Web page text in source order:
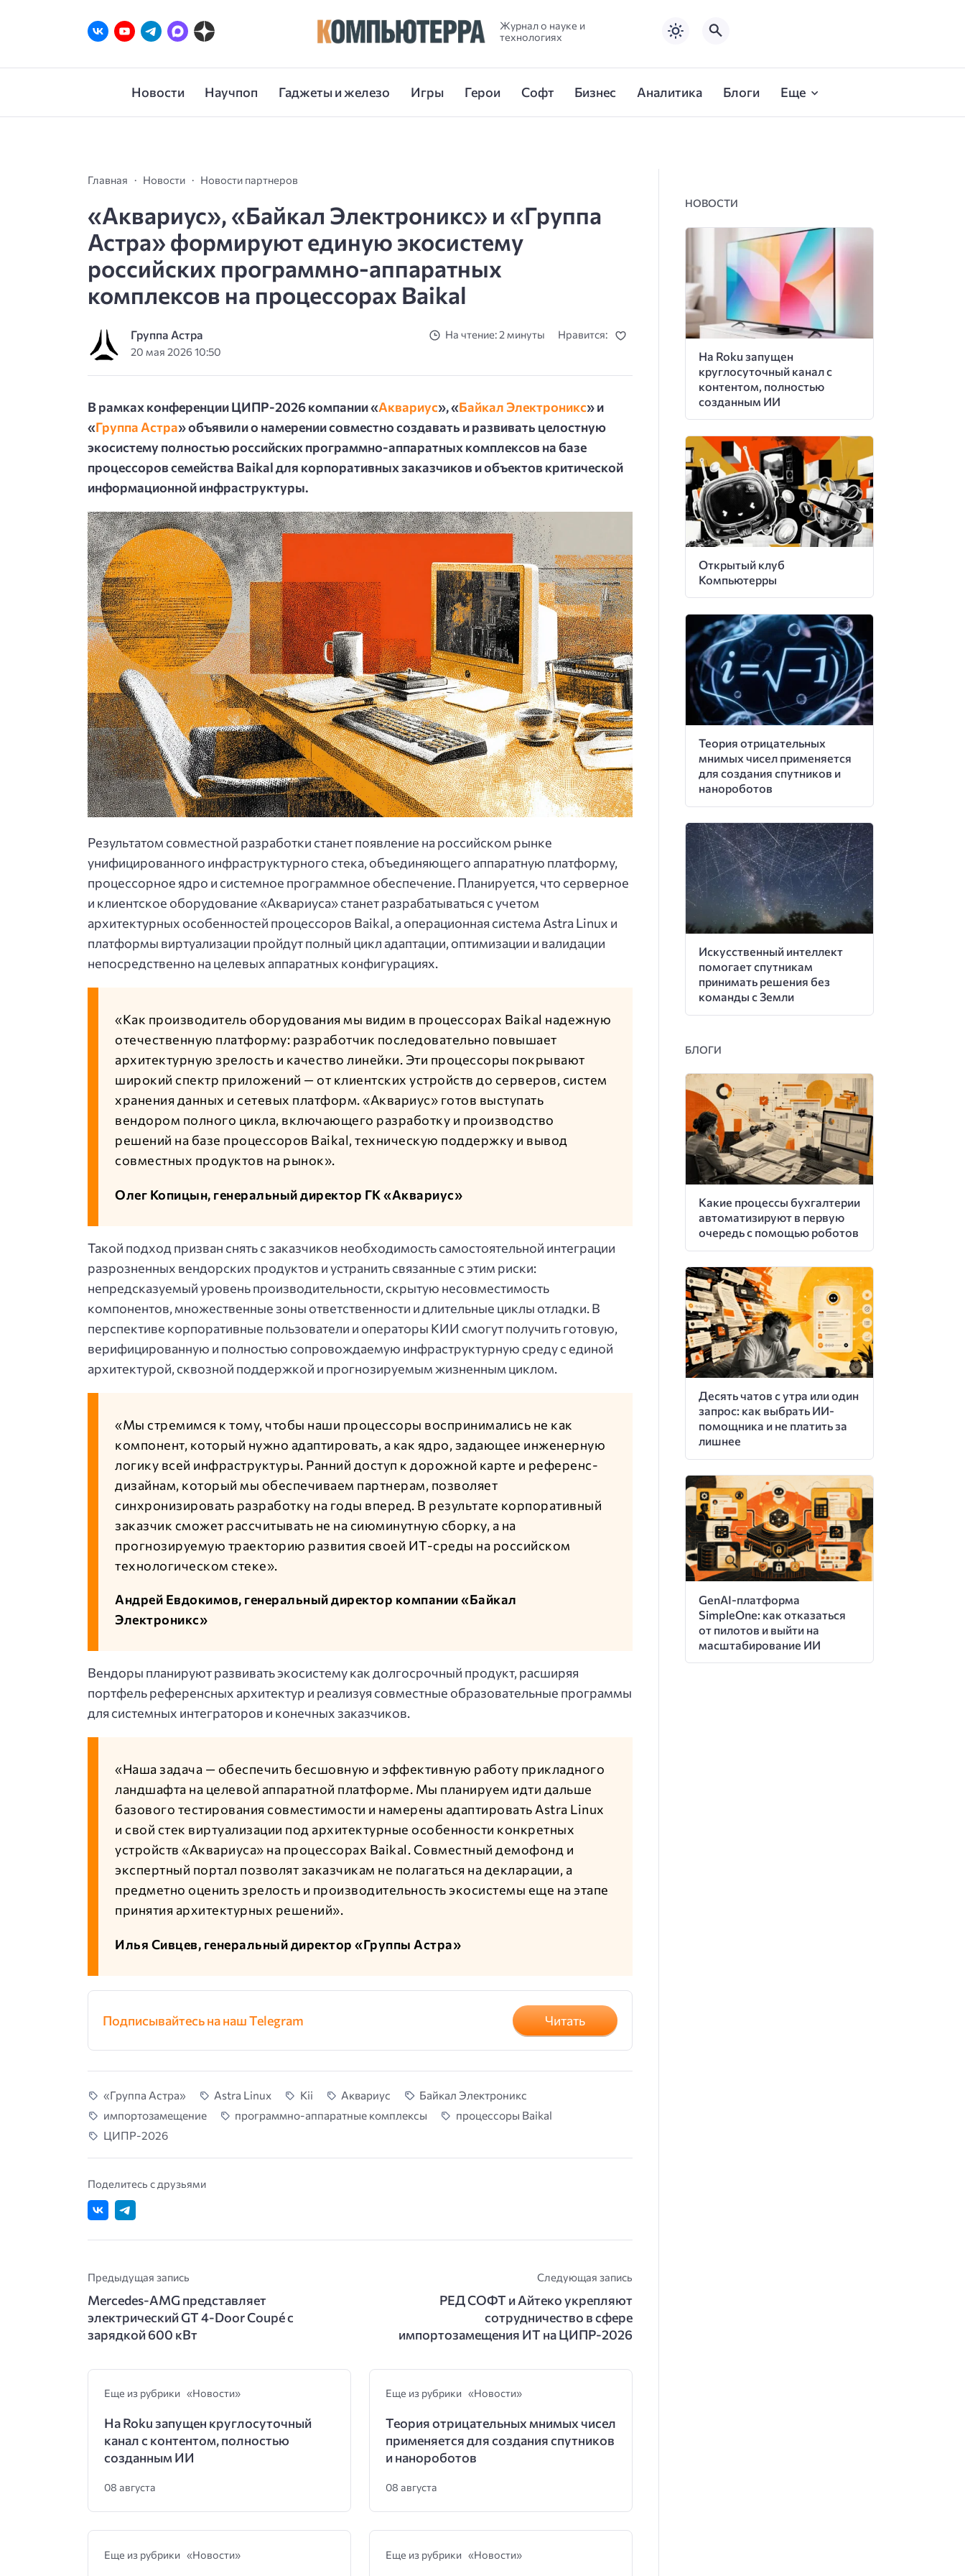
Журнал о науке и
технологиях
Новости Научпоп Гаджеты и железо Игры Герои Софт Бизнес Аналитика Блоги Еще
Главная Новости Новости партнеров
«Аквариус», «Байкал Электроникс» и «Группа
Астра» формируют единую экосистему
российских программно-аппаратных
комплексов на процессорах Baikal
Группа Астра
20 мая 2026 10:50
На чтение: 2 минуты Нравится:
В рамках конференции ЦИПР-2026 компании «Аквариус», «Байкал Электроникс» и
«Группа Астра» объявили о намерении совместно создавать и развивать целостную
экосистему полностью российских программно-аппаратных комплексов на базе
процессоров семейства Baikal для корпоративных заказчиков и объектов критической
информационной инфраструктуры.
Результатом совместной разработки станет появление на российском рынке
унифицированного инфраструктурного стека, объединяющего аппаратную платформу,
процессорное ядро и системное программное обеспечение. Планируется, что серверное
и клиентское оборудование «Аквариуса» станет разрабатываться с учетом
архитектурных особенностей процессоров Baikal, а операционная система Astra Linux и
платформы виртуализации пройдут полный цикл адаптации, оптимизации и валидации
непосредственно на целевых аппаратных конфигурациях.
«Как производитель оборудования мы видим в процессорах Baikal надежную
отечественную платформу: разработчик последовательно повышает
архитектурную зрелость и качество линейки. Эти процессоры покрывают
широкий спектр приложений — от клиентских устройств до серверов, систем
хранения данных и сетевых платформ. «Аквариус» готов выступать
вендором полного цикла, включающего разработку и производство
решений на базе процессоров Baikal, техническую поддержку и вывод
совместных продуктов на рынок».
Олег Копицын, генеральный директор ГК «Аквариус»
Такой подход призван снять с заказчиков необходимость самостоятельной интеграции
разрозненных вендорских продуктов и устранить связанные с этим риски:
непредсказуемый уровень производительности, скрытую несовместимость
компонентов, множественные зоны ответственности и длительные циклы отладки. В
перспективе корпоративные пользователи и операторы КИИ смогут получить готовую,
верифицированную и полностью сопровождаемую инфраструктурную среду с единой
архитектурой, сквозной поддержкой и прогнозируемым жизненным циклом.
«Мы стремимся к тому, чтобы наши процессоры воспринимались не как
компонент, который нужно адаптировать, а как ядро, задающее инженерную
логику всей инфраструктуры. Ранний доступ к дорожной карте и референс-
дизайнам, который мы обеспечиваем партнерам, позволяет
синхронизировать разработку на годы вперед. В результате корпоративный
заказчик сможет рассчитывать не на сиюминутную сборку, а на
прогнозируемую траекторию развития своей ИТ-среды на российском
технологическом стеке».
Андрей Евдокимов, генеральный директор компании «Байкал
Электроникс»
Вендоры планируют развивать экосистему как долгосрочный продукт, расширяя
портфель референсных архитектур и реализуя совместные образовательные программы
для системных интеграторов и конечных заказчиков.
«Наша задача — обеспечить бесшовную и эффективную работу прикладного
ландшафта на целевой аппаратной платформе. Мы планируем идти дальше
базового тестирования совместимости и намерены адаптировать Astra Linux
и свой стек виртуализации под архитектурные особенности конкретных
устройств «Аквариуса» на процессорах Baikal. Совместный демофонд и
экспертный портал позволят заказчикам не полагаться на декларации, а
предметно оценить зрелость и производительность экосистемы еще на этапе
принятия архитектурных решений».
Илья Сивцев, генеральный директор «Группы Астра»
Подписывайтесь на наш Telegram Читать
«Группа Астра» Astra Linux Kii Аквариус
Байкал Электроникс
импортозамещение
программно-аппаратные комплексы
процессоры Baikal
ЦИПР-2026
Поделитесь с друзьями
Предыдущая запись
Mercedes-AMG представляет
электрический GT 4-Door Coupé с
зарядкой 600 кВт
Следующая запись
РЕД СОФТ и Айтеко укрепляют
сотрудничество в сфере
импортозамещения ИТ на ЦИПР-2026
Еще из рубрики «Новости»
На Roku запущен круглосуточный
канал с контентом, полностью
созданным ИИ
08 августа
Еще из рубрики «Новости»
Теория отрицательных мнимых чисел
применяется для создания спутников
и нанороботов
08 августа
Еще из рубрики «Новости» Еще из рубрики «Новости»
НОВОСТИ
На Roku запущен
круглосуточный канал с
контентом, полностью
созданным ИИ
Открытый клуб
Компьютерры
Теория отрицательных
мнимых чисел применяется
для создания спутников и
нанороботов
Искусственный интеллект
помогает спутникам
принимать решения без
команды с Земли
БЛОГИ
Какие процессы бухгалтерии
автоматизируют в первую
очередь с помощью роботов
Десять чатов с утра или один
запрос: как выбрать ИИ-
помощника и не платить за
лишнее
GenAI-платформа
SimpleOne: как отказаться
от пилотов и выйти на
масштабирование ИИ